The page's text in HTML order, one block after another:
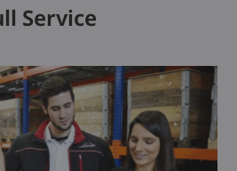
Service